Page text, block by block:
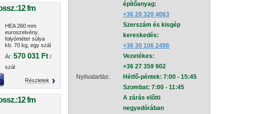
fm
HEA 260 mm
euroszelvény,
folyóméter súlya
kb. 70 kg, egy szál
Ár: 570 031 Ft/
szál
Részletek
fm
építőanyag:
+36 20 320 4063
Szerszám és kisgép
kereskedés:
+36 30 106 2496
Vezetékes:
+36 27 359 902
Nyitvatartás:
Hétfő-péntek: 7:00 - 15:45
Szombat: 7:00 - 11:45
A zárás előtti
negyedórában